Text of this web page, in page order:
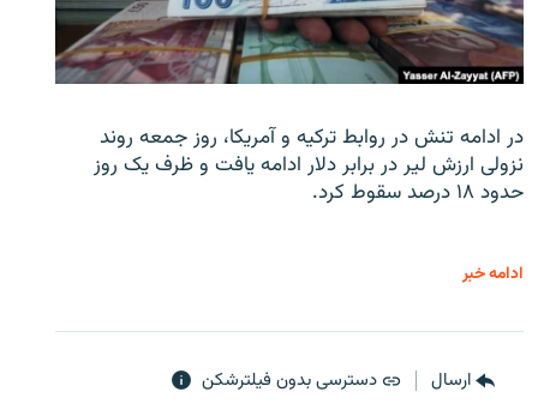
در ادامه تنش در روابط ترکیه و آمریکا، روز جمعه روند
نزولی ارزش لیر در برابر دلار ادامه یافت و ظرف یک روز
حدود ۱۸ درصد سقوط کرد.
ادامه خبر
ارسال دسترسی بدون فیلترشکن